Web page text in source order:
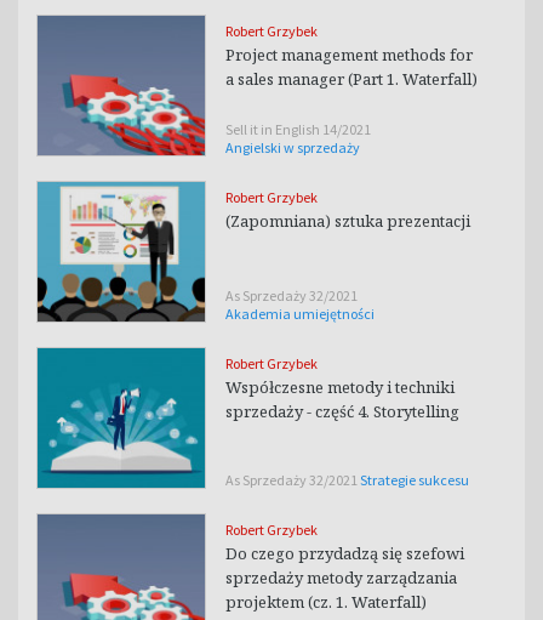
Robert Grzybek
Project management methods for
a sales manager (Part 1. Waterfall)
Sell it in English 14/2021
Angielski w sprzedaży
Robert Grzybek
(Zapomniana) sztuka prezentacji
As Sprzedaży 32/2021
Akademia umiejętności
Robert Grzybek
Współczesne metody i techniki
sprzedaży - część 4. Storytelling
As Sprzedaży 32/2021 Strategie sukcesu
Robert Grzybek
Do czego przydadzą się szefowi
sprzedaży metody zarządzania
projektem (cz. 1. Waterfall)